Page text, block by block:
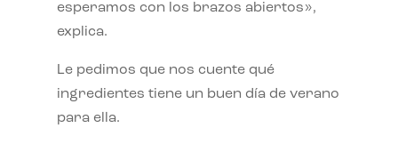
esperamos con los brazos abiertos»,
explica.
Le pedimos que nos cuente qué
ingredientes tiene un buen día de verano
para ella.